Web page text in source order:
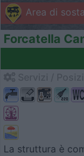
Area di
Forcatella
La struttura è